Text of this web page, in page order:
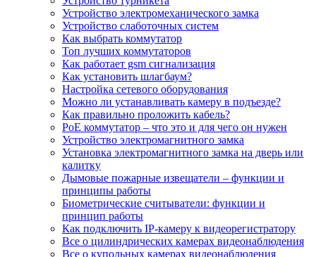
Устройство электромеханического замка
Устройство слаботочных систем
Как выбрать коммутатор
Топ лучших коммутаторов
Как работает gsm сигнализация
Как установить шлагбаум?
Настройка сетевого оборудования
Можно ли устанавливать камеру в подъезде?
Как правильно проложить кабель?
PoE коммутатор – что это и для чего он нужен
Устройство электромагнитного замка
Установка электромагнитного замка на дверь или
калитку
Дымовые пожарные извещатели – функции и
принципы работы
Биометрические считыватели: функции и
принцип работы
Как подключить IP-камеру к видеорегистратору
Все о цилиндрических камерах видеонаблюдения
Все о купольных камерах видеонаблюдения